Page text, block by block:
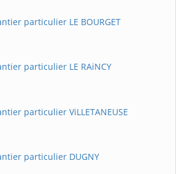
particulier LE BOURGET
particulier LE RAiNCY
particulier ViLLETANEUSE
particulier DUGNY